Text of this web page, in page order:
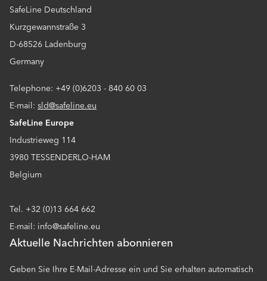
SafeLine Deutschland
Kurzgewannstraße 3
D-68526 Ladenburg
Germany
Telephone: +49 (0)6203 - 840 60 03
E-mail: sld@safeline.eu
SafeLine Europe
Industrieweg 114
3980 TESSENDERLO-HAM
Belgium
Tel. +32 (0)13 664 662
E-mail: info@safeline.eu
Aktuelle Nachrichten abonnieren
Geben Sie Ihre E-Mail-Adresse ein und Sie erhalten automatisch